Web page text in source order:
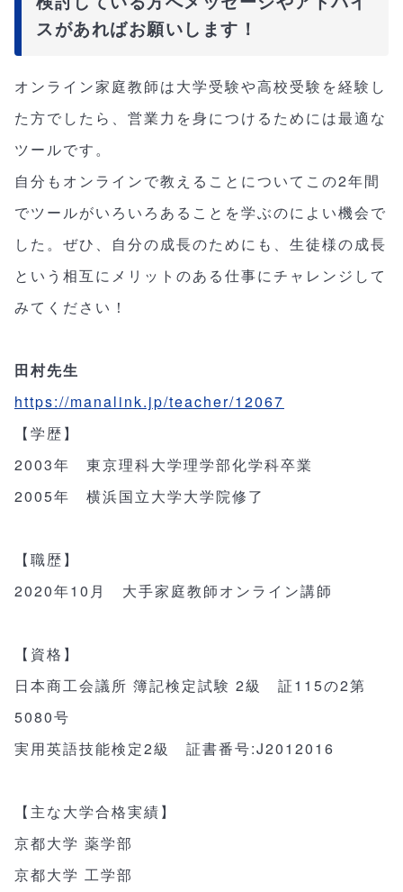
スがあればお願いします！
オンライン家庭教師は大学受験や高校受験を経験し
た方でしたら、営業力を身につけるためには最適な
ツールです。
自分もオンラインで教えることについてこの2年間
でツールがいろいろあることを学ぶのによい機会で
した。ぜひ、自分の成長のためにも、生徒様の成長
という相互にメリットのある仕事にチャレンジして
みてください！
田村先生
https://manalink.jp/teacher/12067
【学歴】
2003年 東京理科大学理学部化学科卒業
2005年 横浜国立大学大学院修了
【職歴】
2020年10月 大手家庭教師オンライン講師
【資格】
日本商工会議所 簿記検定試験 2級 証115の2第
5080号
実用英語技能検定2級 証書番号:J2012016
【主な大学合格実績】
京都大学 薬学部
京都大学 工学部